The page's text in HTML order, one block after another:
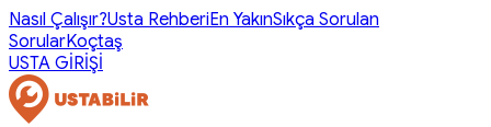
Nasıl Çalışır?Usta RehberiEn YakınSıkça Sorulan
SorularKoçtaş
USTA GİRİŞİ